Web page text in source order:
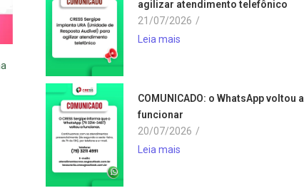
agilizar atendimento telefônico
21/07/2026 /
Leia mais
COMUNICADO: o WhatsApp voltou a
funcionar
20/07/2026 /
Leia mais